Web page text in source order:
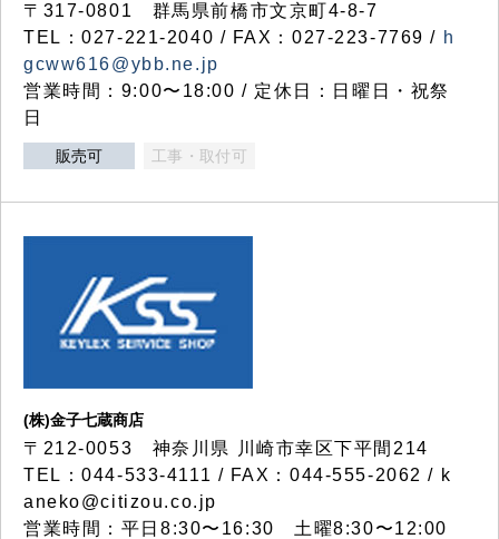
〒317‐0801 群馬県前橋市文京町4-8-7
TEL：027-221-2040 / FAX：027-223-7769 / h
gcww616@ybb.ne.jp
営業時間：9:00〜18:00 / 定休日：日曜日・祝祭
日
販売可 工事・取付可
(株)金子七蔵商店
〒212-0053 神奈川県 川崎市幸区下平間214
TEL：044-533-4111 / FAX：044-555-2062 / k
aneko@citizou.co.jp
営業時間：平日8:30〜16:30 土曜8:30〜12:00